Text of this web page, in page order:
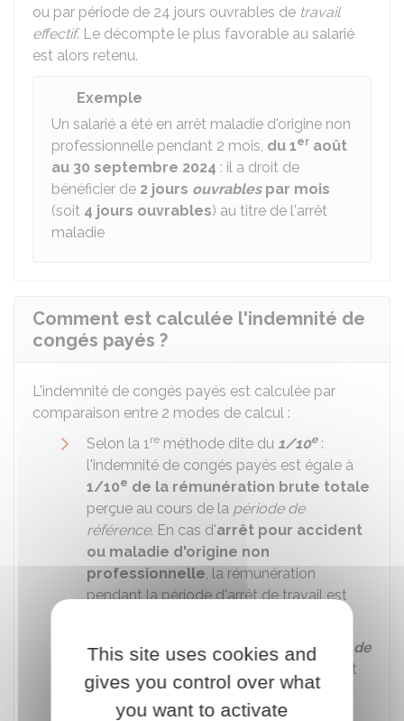
ou par période de 24 jours ouvrables de travail
effectif. Le décompte le plus favorable au salarié
est alors retenu.
Exemple
Un salarié a été en arrêt maladie d'origine non
professionnelle pendant 2 mois, du 1er août
au 30 septembre 2024 : il a droit de
bénéficier de 2 jours ouvrablespar mois
(soit 4 jours ouvrables) au titre de l'arrêt
maladie
Comment est calculée l'indemnité de
congés payés ?
L'indemnité de congés payés est calculée par
comparaison entre 2 modes de calcul :
Selon la 1re méthode dite du 1/10e:
l'indemnité de congés payés est égale à
1/10e de la rémunération brute totale
perçue au cours de la période de
référence. En cas d'arrêt pour accident
ou maladie d'origine non
professionnelle, la rémunération
pendant la période d'arrêt de travail est
Selon la 2
méthode dite dumaintien de
: l'indemnité de congés payés est
égaleà la rémunération perçue si le
salarié avait continué à travaille
This site uses cookies and
gives you control over what
you want to activate